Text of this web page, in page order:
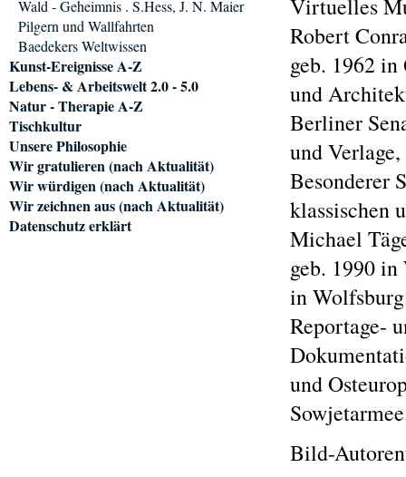
Virtuelles
Robert
geb. 1962
und
Berliner
und
Besonderer
klassischen
Michael
geb. 1990
in
Reportage-
und
Bild-
Wald - Geheimnis . S.Hess, J. N. Maier
Pilgern und Wallfahrten
Baedekers Weltwissen
Kunst-Ereignisse A-Z
Lebens- & Arbeitswelt 2.0 - 5.0
Natur - Therapie A-Z
Tischkultur
Unsere Philosophie
Wir gratulieren (nach Aktualität)
Wir würdigen (nach Aktualität)
Wir zeichnen aus (nach Aktualität)
Datenschutz erklärt